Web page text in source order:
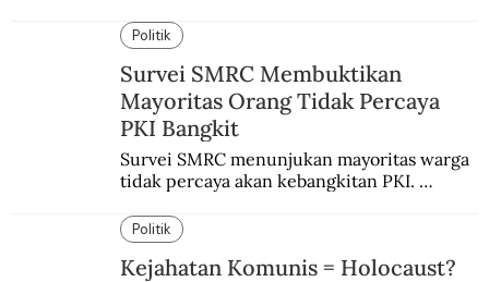
Politik
Survei SMRC Membuktikan
Mayoritas Orang Tidak Percaya
PKI Bangkit
Survei SMRC menunjukan mayoritas warga
tidak percaya akan kebangkitan PKI.
tujuan politik.
Politik
Kejahatan Komunis = Holocaust?